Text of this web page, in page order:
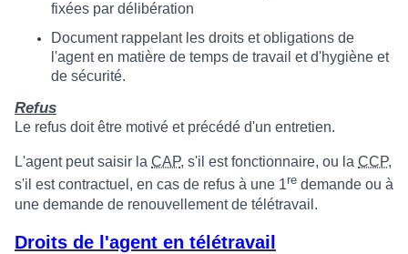
fixées par délibération
Document rappelant les droits et obligations de
l'agent en matière de temps de travail et d'hygiène et
de sécurité.
Refus
Le refus doit être motivé et précédé d'un entretien.
L'agent peut saisir la CAP, s'il est fonctionnaire, ou la CCP,
s'il est contractuel, en cas de refus à une 1re demande ou à
une demande de renouvellement de télétravail.
Droits de l'agent en télétravail